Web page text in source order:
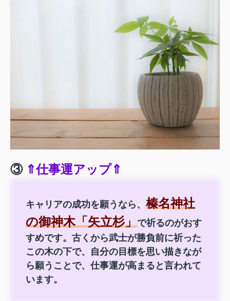
③ ⇑仕事運アップ⇑
キャリアの成功を願うなら、 榛名神社
の御神木「矢立杉」で祈るのがおす
すめです。古くから武士が勝負前に祈った
この木の下で、自分の目標を思い描きなが
ら願うことで、仕事運が高まると言われて
います。